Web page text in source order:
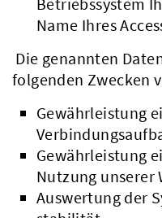
Name Ihres
Die genannten
folgenden Zwecken
Gewährleistung
Gewährleistung
Nutzung unserer
Auswertung der